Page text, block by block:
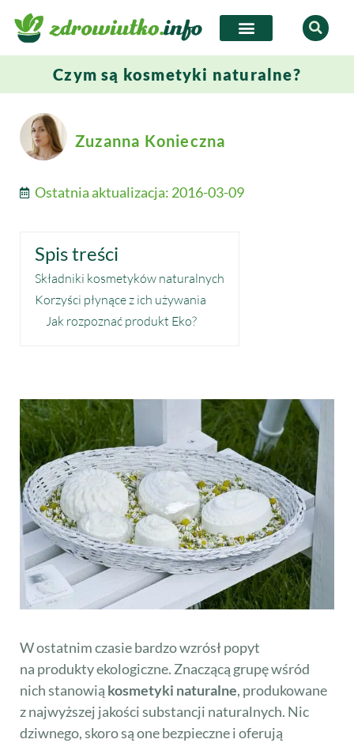
Czym są kosmetyki naturalne?
Zuzanna Konieczna
Ostatnia aktualizacja: 2016-03-09
Spis treści
Składniki kosmetyków naturalnych
Korzyści płynące z ich używania
Jak rozpoznać produkt Eko?
W ostatnim czasie bardzo wzrósł popyt
na produkty ekologiczne. Znaczącą grupę wśród
nich stanowią kosmetyki naturalne, produkowane
z najwyższej jakości substancji naturalnych. Nic
dziwnego, skoro są one bezpieczne i oferują